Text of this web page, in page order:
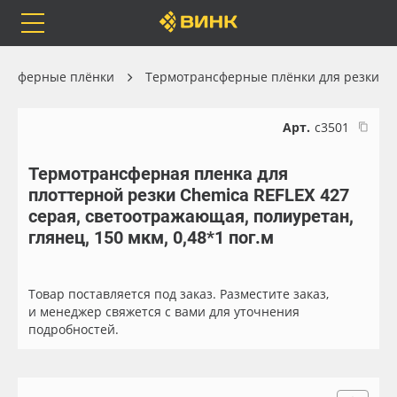
Каталог
Orafol
Доставка
Весь каталог
Рулонные материалы
Листовые материалы
плёнки Термотрансферные плёнки для резки
Арт. с3501
Термотрансферная пленка для
плоттерной резки Chemica REFLEX 427
серая, светоотражающая, полиуретан,
глянец, 150 мкм, 0,48*1 пог.м
Товар поставляется под заказ. Разместите заказ,
и менеджер свяжется с вами для уточнения
подробностей.